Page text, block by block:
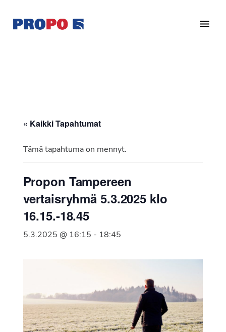
pääsisältöön
alatunnisteeseen
Ry
vuonna
Suomen
Syöpäyhdistyksen
jäsenjärjestö.
« Kaikki Tapahtumat
Tämä tapahtuma on mennyt.
Propon Tampereen
vertaisryhmä 5.3.2025 klo
16.15.-18.45
5.3.2025 @ 16:15 - 18:45